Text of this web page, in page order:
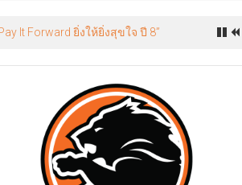
It Forward ยิ่งให้ยิ่งสุขใจ ปี 8”